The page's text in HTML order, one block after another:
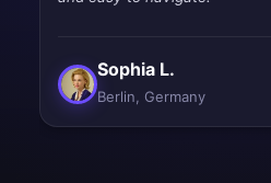
Sophia L.
Berlin, Germany